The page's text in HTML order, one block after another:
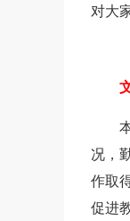
对大
文
本
况，
作取
促进